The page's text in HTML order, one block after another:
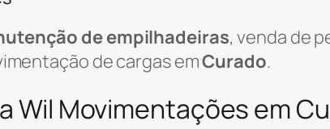
de empilhadeiras, venda de
de cargas emCurado.
Wil Movimentações em